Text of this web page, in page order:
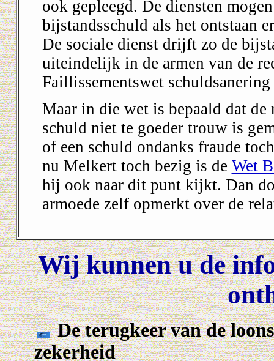
ook gepleegd. De diensten
bijstandsschuld als het ontstaan
De sociale dienst drijft zo de
uiteindelijk in de armen van de
Faillissementswet schuldsanering
Maar in die wet is bepaald dat
schuld niet te goeder trouw is
of een schuld ondanks fraude
nu Melkert toch bezig is de Wet
hij ook naar dit punt kijkt. Dan
armoede zelf opmerkt over de
Wij kunnen u de
De terugkeer van de
zekerheid